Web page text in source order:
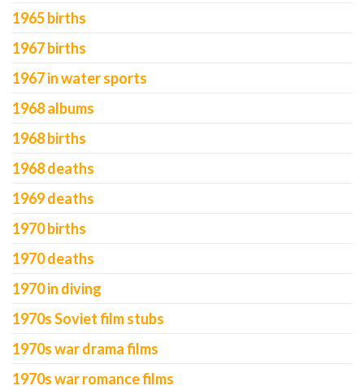
1965 births
1967 births
1967 in water sports
1968 albums
1968 births
1968 deaths
1969 deaths
1970 births
1970 deaths
1970 in diving
1970s Soviet film stubs
1970s war drama films
1970s war romance films